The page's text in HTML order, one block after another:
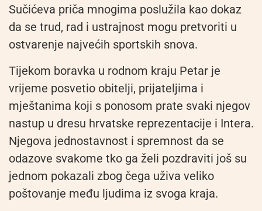
Sučićeva priča mnogima poslužila kao dokaz
da se trud, rad i ustrajnost mogu pretvoriti u
ostvarenje najvećih sportskih snova.
Tijekom boravka u rodnom kraju Petar je
vrijeme posvetio obitelji, prijateljima i
mještanima koji s ponosom prate svaki njegov
nastup u dresu hrvatske reprezentacije i Intera.
Njegova jednostavnost i spremnost da se
odazove svakome tko ga želi pozdraviti još su
jednom pokazali zbog čega uživa veliko
poštovanje među ljudima iz svoga kraja.